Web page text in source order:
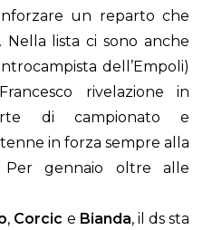
un reparto che
Nella lista ci sono anche
dell’Empoli)
rivelazione in
di campionato e
in forza sempre alla
Per gennaio oltre alle
, Corcic e Bianda, il ds sta